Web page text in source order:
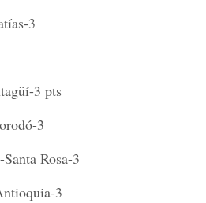
3
3 pts
3
Rosa-3
3